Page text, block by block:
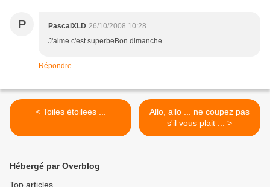
P PascalXLD 26/10/2008 10:28
J'aime c'est superbeBon dimanche
Répondre
< Toiles étoilees ...
Allo, allo ... ne coupez pas
s'il vous plait ... >
Hébergé par Overblog
Top articles